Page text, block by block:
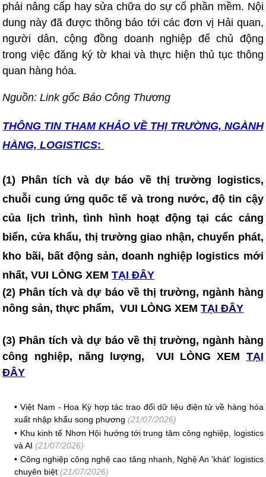
phải nâng cấp hay sửa chữa do sự cố phần mềm. Nội
dung này đã được thông báo tới các đơn vị Hải quan,
người dân, cộng đồng doanh nghiệp để chủ động
trong việc đăng ký tờ khai và thực hiện thủ tục thông
quan hàng hóa.
Nguồn: Link gốc Báo Công Thương
THÔNG TIN THAM KHẢO VỀ THỊ TRƯỜNG, NGÀNH
HÀNG, LOGISTICS:
(1) Phân tích và dự báo về thị trường logistics,
chuỗi cung ứng quốc tế và trong nước, độ tin cậy
của lịch trình, tình hình hoạt động tại các cảng
biển, cửa khẩu, thị trường giao nhận, chuyển phát,
kho bãi, bất động sản, doanh nghiệp logistics mới
nhất, VUI LÒNG XEM TẠI ĐÂY
(2) Phân tích và dự báo về thị trường, ngành hàng
nông sản, thực phẩm, VUI LÒNG XEMTẠI ĐÂY
(3) Phân tích và dự báo về thị trường, ngành hàng
công nghiệp, năng lượng, VUI LÒNG XEM TẠI
ĐÂY
•Việt Nam - Hoa Kỳ hợp tác trao đổi dữ liệu điện tử về hàng hóa
xuất nhập khẩu song phương (21/07/2026)
• Khu kinh tế Nhơn Hội hướng tới trung tâm công nghiệp, logistics
và AI (21/07/2026)
• Công nghiệp công nghệ cao tăng nhanh, Nghệ An 'khát' logistics
chuyên biệt (21/07/2026)